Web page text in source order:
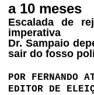
a 10 meses
Escalada de
imperativa
Dr. Sampaio
sair do fosso
POR FERNANDO
EDITOR DE